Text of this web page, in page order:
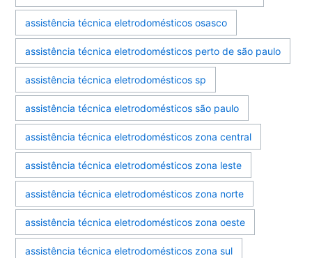
assistência técnica eletrodomésticos osasco
assistência técnica eletrodomésticos perto de são paulo
assistência técnica eletrodomésticos sp
assistência técnica eletrodomésticos são paulo
assistência técnica eletrodomésticos zona central
assistência técnica eletrodomésticos zona leste
assistência técnica eletrodomésticos zona norte
assistência técnica eletrodomésticos zona oeste
assistência técnica eletrodomésticos zona sul